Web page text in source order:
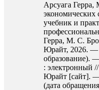
Арсуага
экономических
учебник и
Герра, М. С.
Юрайт, 2026. —
образование).
: электронный
Юрайт [сайт]. —
(дата